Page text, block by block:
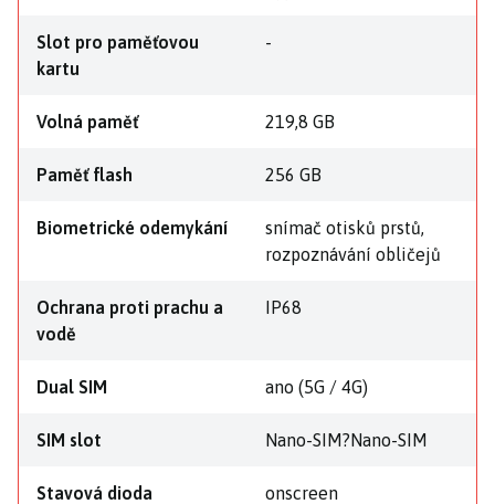
Slot pro paměťovou
kartu
-
Volná paměť 219,8 GB
Paměť flash 256 GB
Biometrické odemykání
snímač otisků prstů,
rozpoznávání obličejů
Ochrana proti prachu a
vodě
IP68
Dual SIM ano (5G / 4G)
SIM slot Nano-SIM?Nano-SIM
Stavová dioda onscreen